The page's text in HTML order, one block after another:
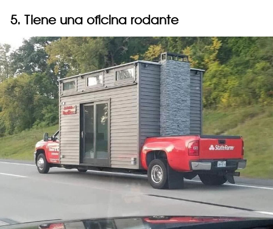
5. Tiene una oficina rodante